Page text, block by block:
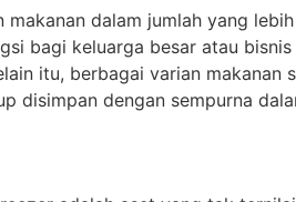
dalam jumlah yang
bagi keluarga besar atau
itu, berbagai varian makanan
disimpan dengan sempurna